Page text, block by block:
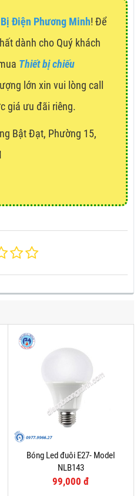
Điện Phương Minh! Để
dành cho Quý khách
Thiết bị chiếu
lớn xin vui lòng call
giá ưu đãi riêng.
Bật Đạt, Phường 15,
Bóng Led đuôi E27- Model
NLB143
99,000 đ